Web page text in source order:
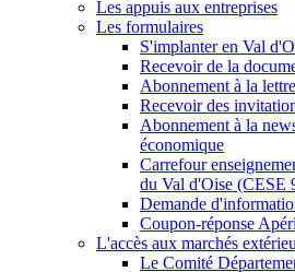
Les appuis aux entreprises
Les formulaires
S'implanter en Val
Recevoir de la
Abonnement à la
Recevoir des
Abonnement à la
économique
Carrefour
du Val d'Oise (CESE
Demande
Coupon-réponse
L'accès aux marchés
Le Comité